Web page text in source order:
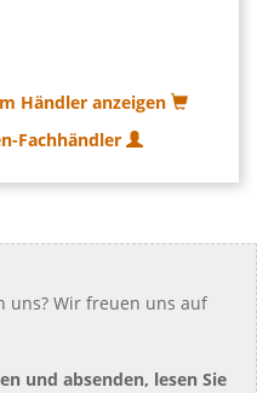
Händler anzeigen
Fachhändler
uns? Wir freuen uns auf
und absenden, lesen Sie